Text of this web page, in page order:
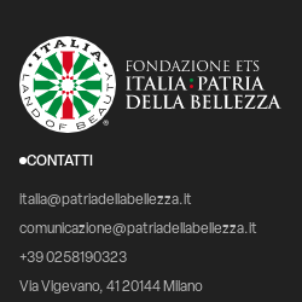
CONTATTI
italia@patriadellabellezza.it
comunicazione@patriadellabellezza.it
+39 0258190323
Via Vigevano, 41 20144 Milano